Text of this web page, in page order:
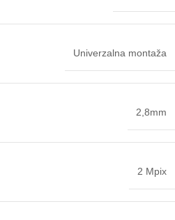
Univerzalna montaža
2,8mm
2 Mpix